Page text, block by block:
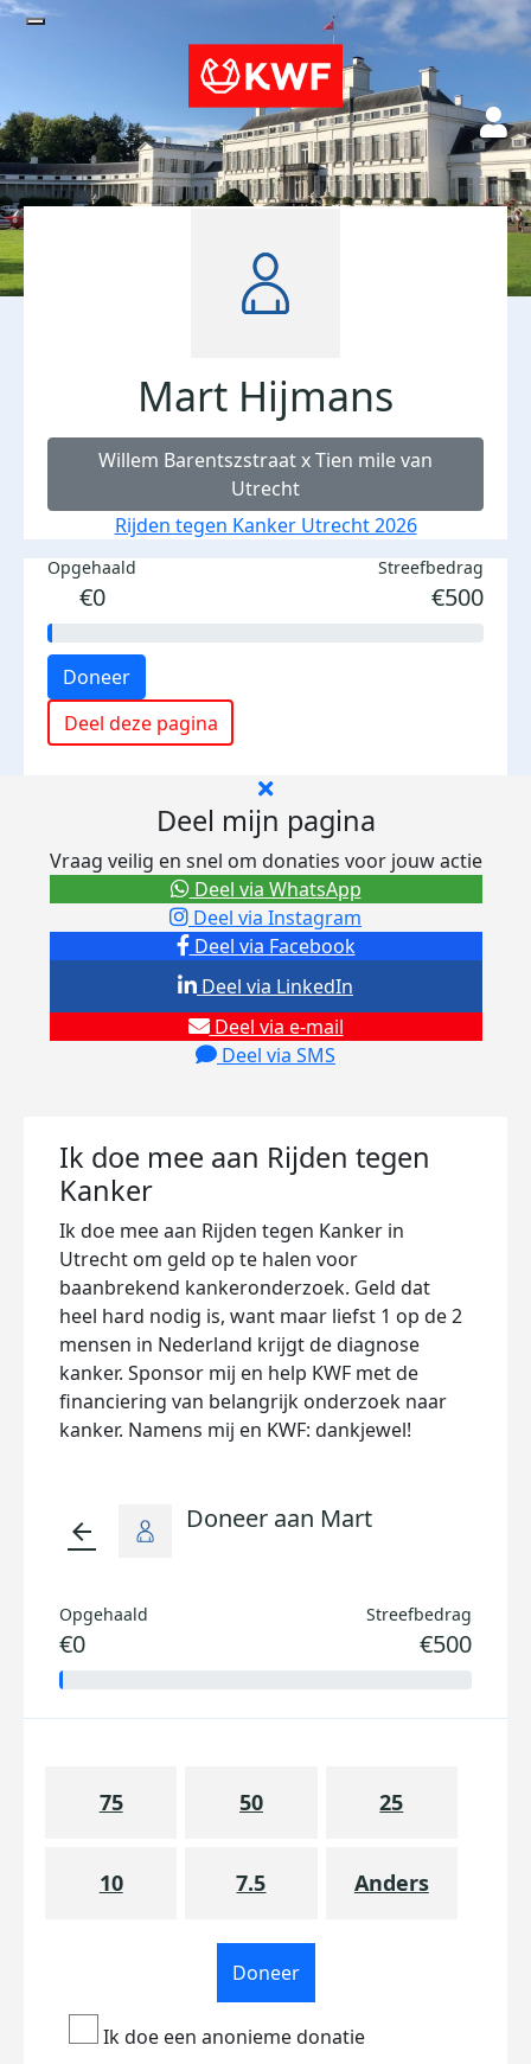
Mart Hijmans
Willem Barentszstraat x Tien mile van
Utrecht
Rijden tegen Kanker Utrecht 2026
Opgehaald
€0
Streefbedrag
€500
Doneer
Deel deze pagina
Deel mijn pagina
Vraag veilig en snel om donaties voor jouw actie
Deel via Facebook
Deel via Instagram
Deel via e-mail
Deel via SMS
Deel via LinkedIn
Deel via WhatsApp
Ik doe mee aan Rijden tegen
Kanker
Ik doe mee aan Rijden tegen Kanker in
Utrecht om geld op te halen voor
baanbrekend kankeronderzoek. Geld dat
heel hard nodig is, want maar liefst 1 op de 2
mensen in Nederland krijgt de diagnose
kanker. Sponsor mij en help KWF met de
financiering van belangrijk onderzoek naar
kanker. Namens mij en KWF: dankjewel!
arrow_back Doneer aan Mart
Opgehaald
€0
Streefbedrag
€500
75 50 25
10 7.5 Anders
Doneer
Ik doe een anonieme donatie